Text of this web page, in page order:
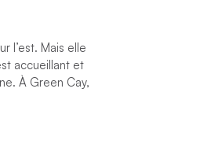
l’est. Mais elle
accueillant et
À Green Cay,